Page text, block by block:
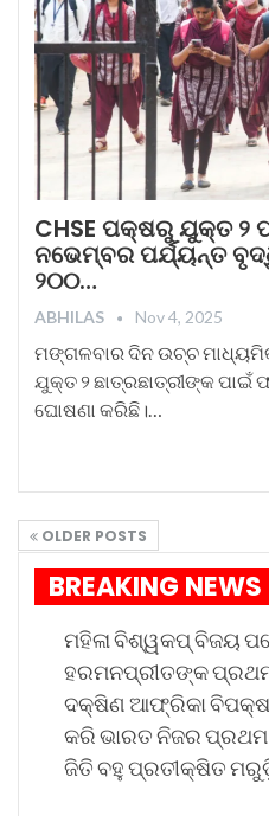
CHSE ପକ୍ଷରୁ ଯୁକ୍ତ ୨
ନଭେମ୍ବର ପର୍ଯ୍ୟନ୍ତ
୨୦୦…
ABHILAS Nov 4, 2025
ମଙ୍ଗଳବାର ଦିନ ଉଚ୍ଚ
ଯୁକ୍ତ ୨ ଛାତ୍ରଛାତ୍ରୀଙ୍କ ପାଇଁ
ଘୋଷଣା କରିଛି।…
OLDER POSTS
BREAKING NEWS
ମହିଳା ବିଶ୍ୱକପ୍ ବିଜୟ
ହରମନପ୍ରୀତଙ୍କ
ଦକ୍ଷିଣ ଆଫ୍ରିକା
କରି ଭାରତ ନିଜର ପ୍ରଥମ
ଜିତି ବହୁ ପ୍ରତୀକ୍ଷିତ